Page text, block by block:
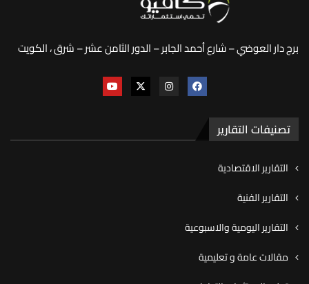
برج دار العوضي – شارع أحمد الجابر – الدور الثامن عشر – شرق ، الكويت
تصنيفات التقارير
التقارير الاقتصادية
التقارير الفنية
التقارير اليومية والاسبوعية
مقالات عامة و تعليمية